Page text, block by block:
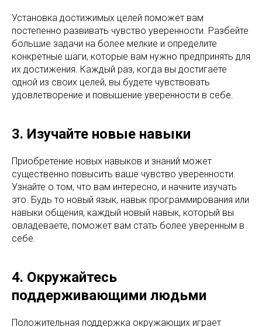
Установка достижимых целей поможет вам
постепенно развивать чувство уверенности. Разбейте
большие задачи на более мелкие и определите
конкретные шаги, которые вам нужно предпринять для
их достижения. Каждый раз, когда вы достигаете
одной из своих целей, вы будете чувствовать
удовлетворение и повышение уверенности в себе.
3. Изучайте новые навыки
Приобретение новых навыков и знаний может
существенно повысить ваше чувство уверенности.
Узнайте о том, что вам интересно, и начните изучать
это. Будь то новый язык, навык программирования или
навыки общения, каждый новый навык, который вы
овладеваете, поможет вам стать более уверенным в
себе.
4. Окружайтесь
поддерживающими людьми
Положительная поддержка окружающих играет